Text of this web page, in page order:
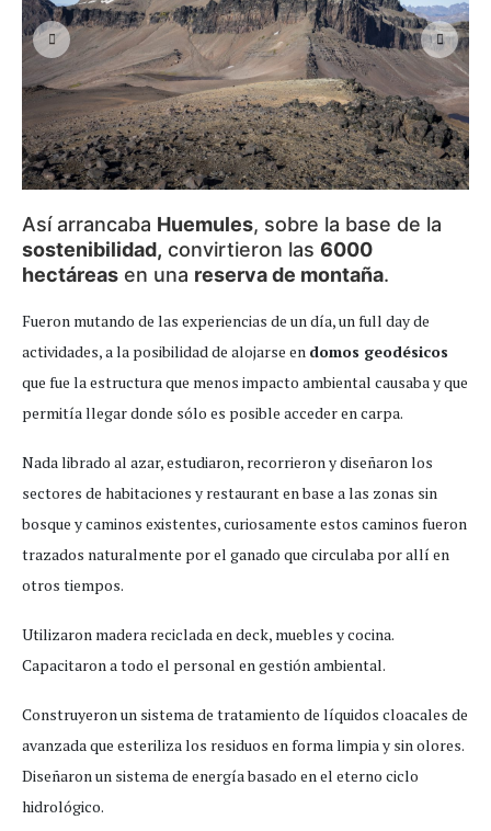
Así arrancaba Huemules, sobre la base de la
sostenibilidad, convirtieron las 6000
hectáreas en una reserva de montaña.
Fueron mutando de las experiencias de un día, un full day de
actividades, a la posibilidad de alojarse en domos geodésicos
que fue la estructura que menos impacto ambiental causaba y que
permitía llegar donde sólo es posible acceder en carpa.
Nada librado al azar, estudiaron, recorrieron y diseñaron los
sectores de habitaciones y restaurant en base a las zonas sin
bosque y caminos existentes, curiosamente estos caminos fueron
trazados naturalmente por el ganado que circulaba por allí en
otros tiempos.
Utilizaron madera reciclada en deck, muebles y cocina.
Capacitaron a todo el personal en gestión ambiental.
Construyeron un sistema de tratamiento de líquidos cloacales de
avanzada que esteriliza los residuos en forma limpia y sin olores.
Diseñaron un sistema de energía basado en el eterno ciclo
hidrológico.